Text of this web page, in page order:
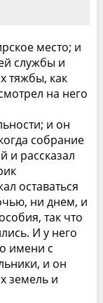
место; и
службы и
тяжбы, как
на него
и он
собрание
и рассказал
оставаться
ни днем, и
так что
И у него
имени с
и он
земель и